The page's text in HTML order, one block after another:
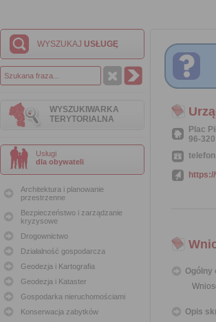
WYSZUKAJ USŁUGĘ
WYSZUKIWARKA
TERYTORIALNA
Usługi
dla obywateli
Architektura i planowanie
przestrzenne
Bezpieczeństwo i zarządzanie
kryzysowe
Drogownictwo
Działalność gospodarcza
Geodezja i Kartografia
Geodezja i Kataster
Gospodarka nieruchomościami
Konserwacja zabytków
Plac
96-
Ogólny
Opis